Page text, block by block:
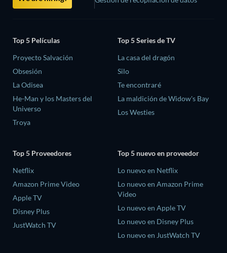
Top 5 Películas
Proyecto Salvación
Obsesión
La Odisea
He-Man y los Masters del
Universo
Troya
Top 5 Series de TV
La casa del dragón
Silo
Te encontraré
La maldición de Widow's Bay
Los Westies
Top 5 Proveedores
Netflix
Amazon Prime Video
Apple TV
Disney Plus
JustWatch TV
Top 5 nuevo en proveedor
Lo nuevo en Netflix
Lo nuevo en Amazon Prime
Video
Lo nuevo en Apple TV
Lo nuevo en Disney Plus
Lo nuevo en JustWatch TV